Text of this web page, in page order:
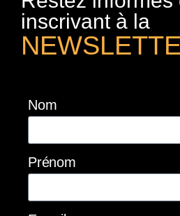
inscrivant à la
Nom
Prénom